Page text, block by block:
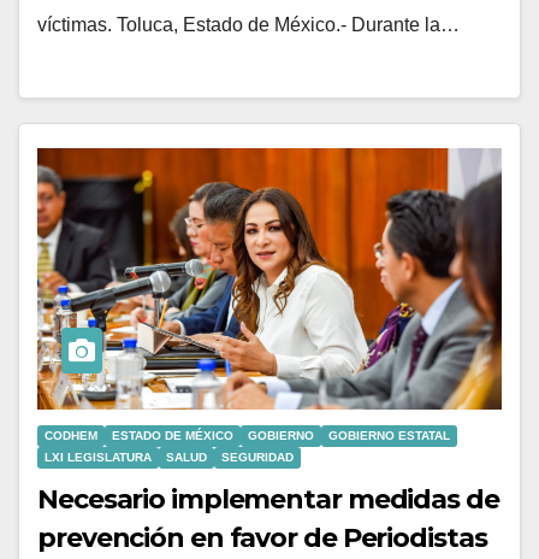
víctimas. Toluca, Estado de México.- Durante la…
CODHEM ESTADO DE MÉXICO GOBIERNO
GOBIERNO ESTATAL
LXI LEGISLATURA
SALUD SEGURIDAD
Necesario implementar medidas de
prevención en favor de Periodistas